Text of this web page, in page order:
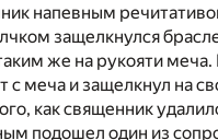
напевным
защелкнулся
же на рукояти
с меча и защелкнул на
как священник
подошел один из